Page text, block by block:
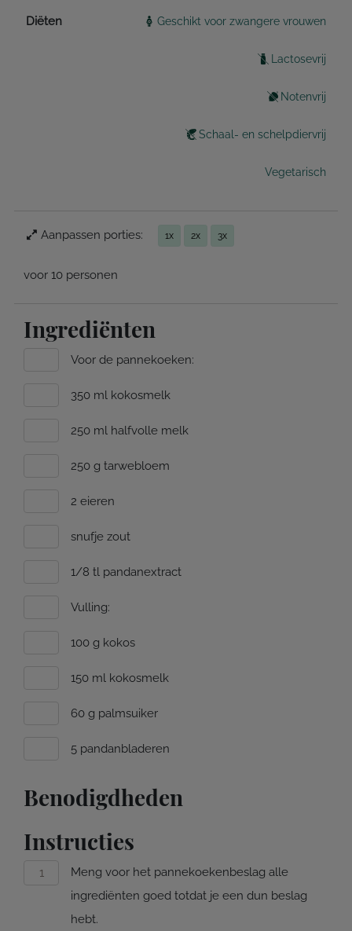
Diëten Geschikt voor zwangere vrouwen
Lactosevrij
Notenvrij
Schaal- en schelpdiervrij
Vegetarisch
Aanpassen porties: 1x 2x 3x
voor 10 personen
Ingrediënten
Voor de pannekoeken:
350 ml kokosmelk
250 ml halfvolle melk
250 g tarwebloem
2 eieren
snufje zout
1/8 tl pandanextract
Vulling:
100 g kokos
150 ml kokosmelk
60 g palmsuiker
5 pandanbladeren
Benodigdheden
Instructies
Meng voor het pannekoekenbeslag alle
ingrediënten goed totdat je een dun beslag
hebt.